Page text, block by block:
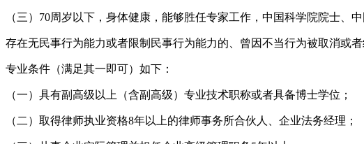
（三）70周岁以下，身体健康，能够胜任专家工作，中国科学院院士、
存在无民事行为能力或者限制民事行为能力的、曾因不当行为被取消或
专业条件（满足其一即可）如下：
（一）具有副高级以上（含副高级）专业技术职称或者具备博士学位；
（二）取得律师执业资格8年以上的律师事务所合伙人、企业法务经理；